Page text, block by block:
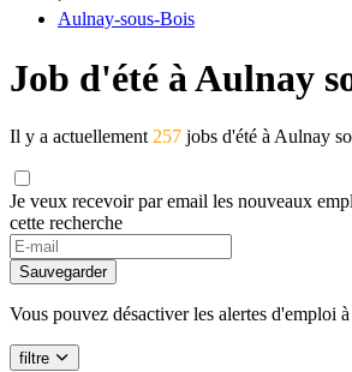
Aulnay-sous-Bois
Job d'été à Aulnay
Il y a actuellement 257 jobs d'été à Aulnay
Je veux recevoir par email les nouveaux
cette recherche
If
you
are
a
human,
ignore
Sauvegarder
Vous pouvez désactiver les alertes d'emploi
filtre